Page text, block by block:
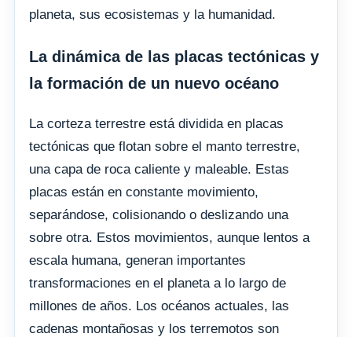
planeta, sus ecosistemas y la humanidad.
La dinámica de las placas tectónicas y
la formación de un nuevo océano
La corteza terrestre está dividida en placas
tectónicas que flotan sobre el manto terrestre,
una capa de roca caliente y maleable. Estas
placas están en constante movimiento,
separándose, colisionando o deslizando una
sobre otra. Estos movimientos, aunque lentos a
escala humana, generan importantes
transformaciones en el planeta a lo largo de
millones de años. Los océanos actuales, las
cadenas montañosas y los terremotos son